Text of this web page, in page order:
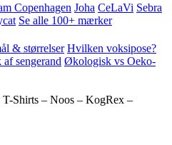
Copenhagen Joha CeLaVi Sebra
Se alle 100+ mærker
& størrelser Hvilken voksipose?
af sengerand Økologisk vs Oeko-
Shirts – Noos – KogRex –